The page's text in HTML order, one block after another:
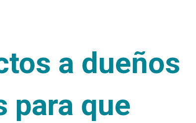
a dueños
para que